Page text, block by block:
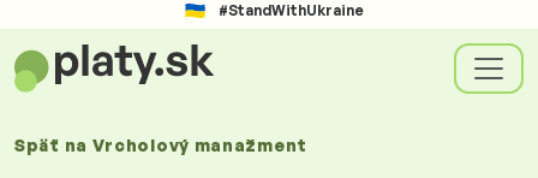
#StandWithUkraine
Späť na Vrcholový manažment